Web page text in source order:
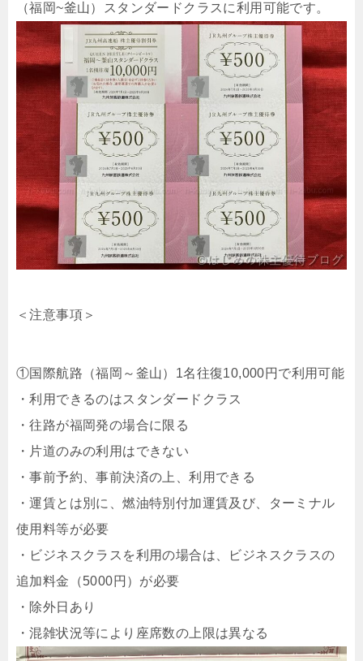
（福岡~釜山）スタンダードクラスに利用可能です。
＜注意事項＞
①国際航路（福岡～釜山）1名往復10,000円で利用可能
・利用できるのはスタンダードクラス
・往路が福岡発の場合に限る
・片道のみの利用はできない
・事前予約、事前決済の上、利用できる
・運賃とは別に、燃油特別付加運賃及び、ターミナル
使用料等が必要
・ビジネスクラスを利用の場合は、ビジネスクラスの
追加料金（5000円）が必要
・除外日あり
・混雑状況等により座席数の上限は異なる